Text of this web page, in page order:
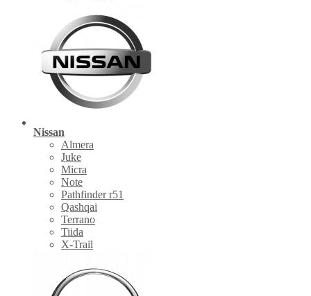
Nissan
Almera
Juke
Micra
Note
Pathfinder r51
Qashqai
Terrano
Tiida
X-Trail